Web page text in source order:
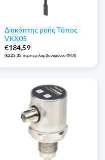
Διακόπτης ροής Τύπος
VKX05
€184,59
(€223,35 συμπεριλαμβανομένου ΦΠΑ)